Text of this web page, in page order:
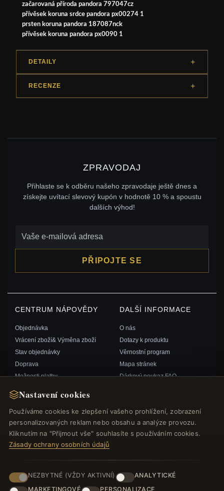
Nastavení cookies
Používáme cookies ke zlepšení vašeho prohlížení, zobrazení
personalizovaných reklam nebo obsahu a analýze provozu.
Kliknutím na "Přijmout vše" souhlasíte s používáním cookies.
Zásady ochrany osobních údajů
NEZBYTNÉ (VŽDY AKTIVNÍ)
ANALYTICKÉ
MARKETINGOVÉ
PERSONALIZACE
začarovaná příroda pandora 797047cz
přívěsek koruna srdce pandora px00274 1
prsten koruna pandora 187087nck
přívěsek koruna pandora px0090 1
DETAILY
RECENZE
ZPRAVODAJ
Přihlaste se k odběru našeho zpravodaje ještě dnes a
získejte uvítací slevový kupón v hodnotě 10 % a spoustu
dalších výhod!
PŘIPOJTE SE
CENTRUM NÁPOVĚDY
Objednávka
Vrácení zboží& Výměna zboží
Stav objednávky
Doprava
Možnosti platby
Kontaktujte nás
DALŠÍ INFORMACE
O nás
Dotazy k produktu
Věrnostní program
Mapa stránek
Dárkový poukaz FAQ
RYCHLÉ ODKAZY
Nové produkty
Speciální nabídky
Blog
Recenze
SLEDUJTE NÁS